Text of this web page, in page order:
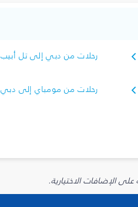
رحلات من دبي إلى تل أبيب
رحلات من مومباي إلى دبي